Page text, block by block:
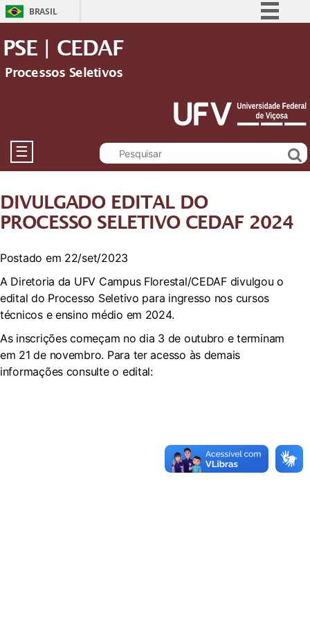
BRASIL
Acesso à informação
Legislação
Canais
PSE | CEDAF
Processos Seletivos
☰
DIVULGADO EDITAL DO
PROCESSO SELETIVO CEDAF 2024
Postado em 22/set/2023
A Diretoria da UFV Campus Florestal/CEDAF divulgou o
edital do Processo Seletivo para ingresso nos cursos
técnicos e ensino médio em 2024.
As inscrições começam no dia 3 de outubro e terminam
em 21 de novembro. Para ter acesso às demais
informações consulte o edital: